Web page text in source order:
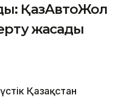
ҚазАвтоЖол
жасады
Қазақстан